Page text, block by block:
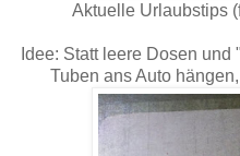
Aktuelle Urlaubstips
Idee: Statt leere Dosen
Tuben ans Auto